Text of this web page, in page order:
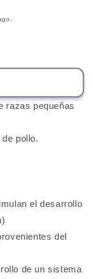
razas pequeñas
pollo.
el desarrollo
del
de un sistema